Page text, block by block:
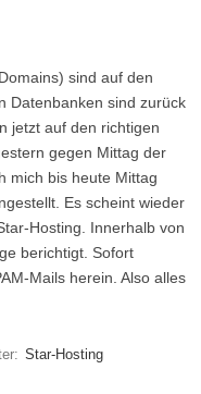
sind auf den
Datenbanken sind zurück
jetzt auf den richtigen
gegen Mittag der
mich bis heute Mittag
Es scheint wieder
Hosting. Innerhalb von
berichtigt. Sofort
Mails herein. Also alles
Star-Hosting